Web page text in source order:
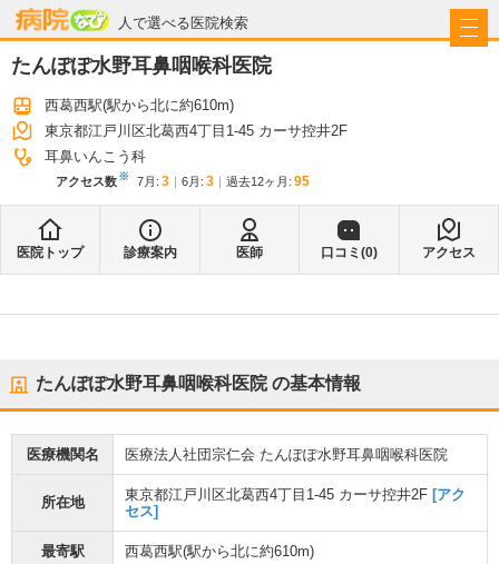
人で選べる医院検索
病院なび
たんぽぽ水野耳鼻咽喉科医院
西葛西駅(駅から北に約610m)
東京都江戸川区北葛西4丁目1-45 カーサ控井2F
耳鼻いんこう科
アクセス数※ 7月 : 3 6月 : 3 過去12ヶ月: 95
医院トップ 診療案内 医師 口コミ(0) アクセス
たんぽぽ水野耳鼻咽喉科医院の基本情報
医療機関名 医療法人社団宗仁会 たんぽぽ水野耳鼻咽喉科医院
所在地 東京都江戸川区北葛西4丁目1-45 カーサ控井2F [アク
セス]
最寄駅 西葛西駅(駅から北に約610m)